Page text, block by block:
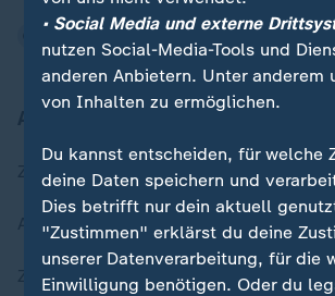
Zuletzt veröffentlicht
Aktuelle Sendungs-Videos
ZDFheute Stories
• Social Media und externe
nutzen Social-Media-Tools und
anderen Anbietern. Unter anderem
von Inhalten zu ermöglichen.
Du kannst entscheiden, für welche
deine Daten speichern und
Dies betrifft nur dein aktuell
"Zustimmen" erklärst du deine
unserer Datenverarbeitung, für die
Einwilligung benötigen. Oder du